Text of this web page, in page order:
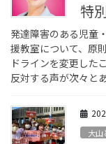
特
発達障害のある児童
援教室について、原
ドラインを変更した
反対する声が次々と
大山